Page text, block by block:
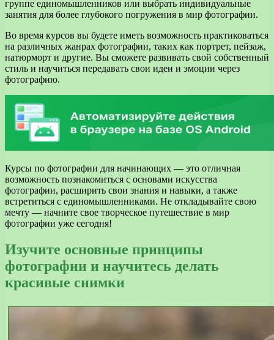
группе единомышленников или выбрать индивидуальные
занятия для более глубокого погружения в мир фотографии.
Во время курсов вы будете иметь возможность практиковаться
на различных жанрах фотографии, таких как портрет, пейзаж,
натюрморт и другие. Вы сможете развивать свой собственный
стиль и научиться передавать свои идеи и эмоции через
фотографию.
Курсы по фотографии для начинающих — это отличная
возможность познакомиться с основами искусства
фотографии, расширить свои знания и навыки, а также
встретиться с единомышленниками. Не откладывайте свою
мечту — начните свое творческое путешествие в мир
фотографии уже сегодня!
Изучите основные принципы
фотографии и научитесь делать
красивые снимки